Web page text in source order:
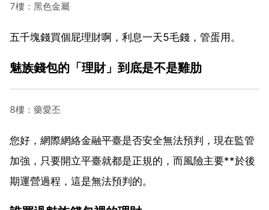
7樓：黑色金屬
五千塊錢買個屁理財啊，利息一天5毛錢，管蛋用。
魅族錢包的「理財」到底是不是雞肋
8樓：藥愛丕
您好，網際網絡金融平臺是否安全無法預判，現在監管
加強，只要開立平臺就都是正規的，而風險主要**於後
期運營過程，這是無法預判的。